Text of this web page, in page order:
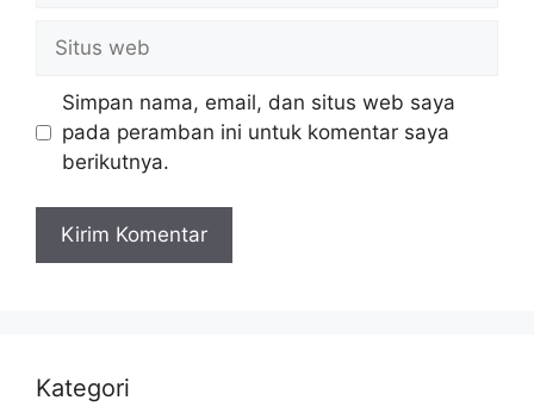
web
Simpan nama, email, dan situs web saya
pada peramban ini untuk komentar saya
berikutnya.
Kategori